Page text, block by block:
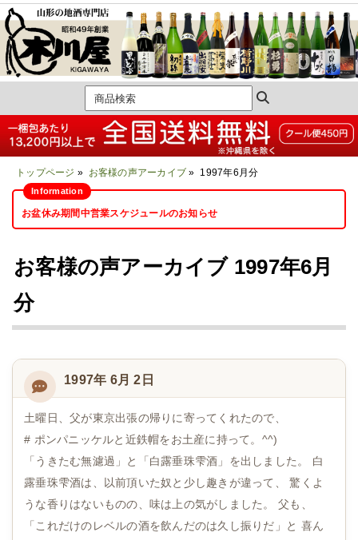
トップページ » お客様の声アーカイブ » 1997年6月分
お盆休み期間中営業スケジュールのお知らせ
お客様の声アーカイブ 1997年6月
分
1997年 6月 2日
土曜日、父が東京出張の帰りに寄ってくれたので、
# ポンパニッケルと近鉄帽をお土産に持って。^^)
「うきたむ無濾過」と「白露垂珠雫酒」を出しました。 白
露垂珠雫酒は、以前頂いた奴と少し趣きが違って、 驚くよ
うな香りはないものの、味は上の気がしました。 父も、
「これだけのレベルの酒を飲んだのは久し振りだ」と 喜ん